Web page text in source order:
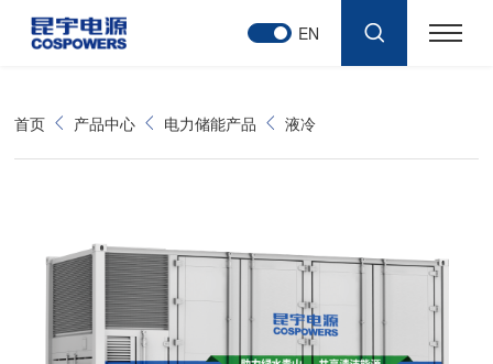
EN
首页 产品中心 电力储能产品 液冷